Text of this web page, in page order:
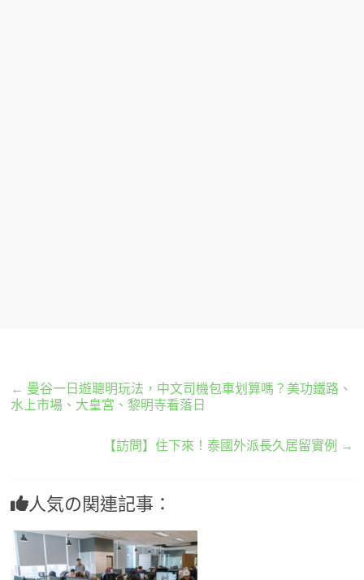
← 曼谷一日遊聰明玩法，中文司機包車划算嗎？美功鐵路、
水上市場、大皇宮、黎明寺看落日
【訪問】住下來！泰國外派長久居留實例 →
人気の関連記事：